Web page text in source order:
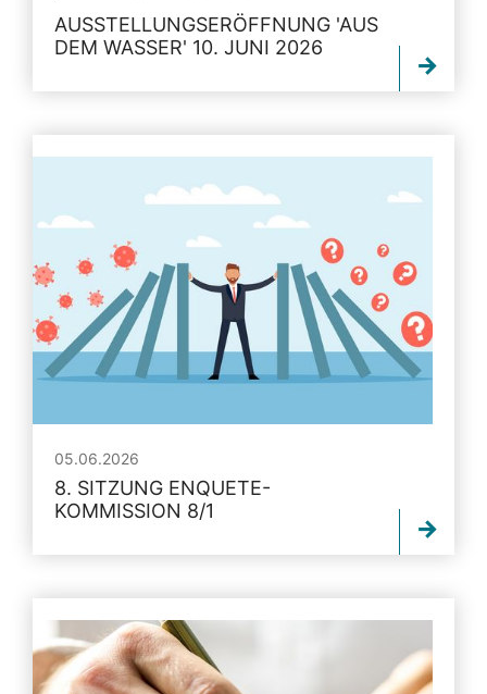
AUSSTELLUNGSERÖFFNUNG 'AUS
DEM WASSER' 10. JUNI 2026
05.06.2026
8. SITZUNG ENQUETE-
KOMMISSION 8/1